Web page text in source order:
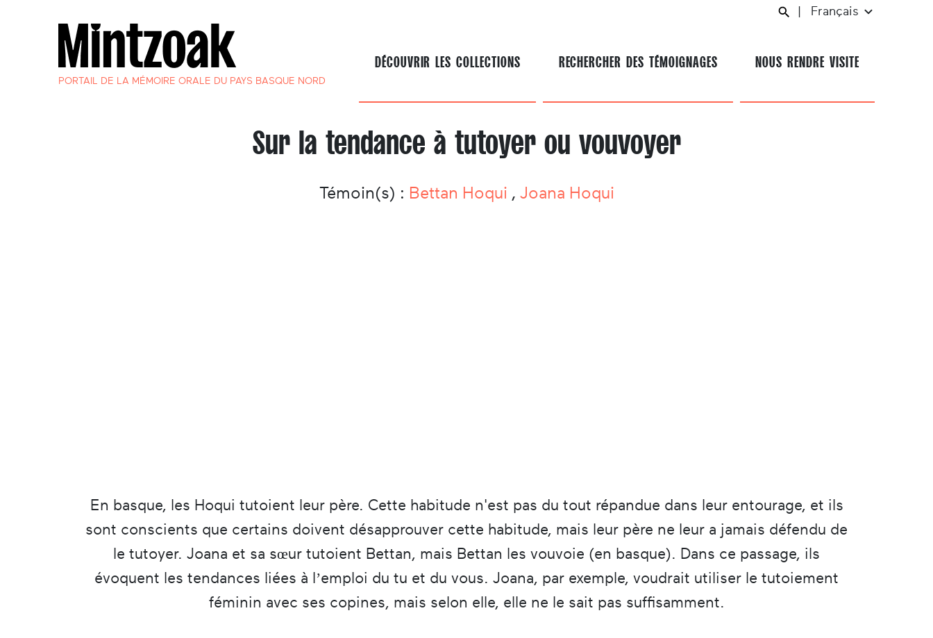
PORTAIL DE LA MÉMOIRE ORALE DU PAYS BASQUE NORD
Français
DÉCOUVRIR LES COLLECTIONS RECHERCHER DES TÉMOIGNAGES NOUS RENDRE VISITE
Sur la tendance à tutoyer ou vouvoyer
Témoin(s) : Bettan Hoqui , Joana Hoqui
En basque, les Hoqui tutoient leur père. Cette habitude n'est pas du tout répandue dans leur entourage, et ils
sont conscients que certains doivent désapprouver cette habitude, mais leur père ne leur a jamais défendu de
le tutoyer. Joana et sa sœur tutoient Bettan, mais Bettan les vouvoie (en basque). Dans ce passage, ils
évoquent les tendances liées à l’emploi du tu et du vous. Joana, par exemple, voudrait utiliser le tutoiement
féminin avec ses copines, mais selon elle, elle ne le sait pas suffisamment.